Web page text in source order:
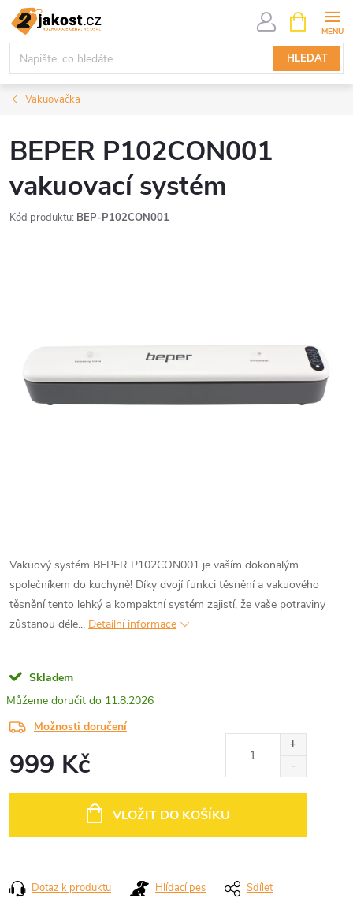
Přejít
obsah
HLEDAT
NÁKUPNÍ
KOŠÍK
Vakuovačka
BEPER P102CON001
vakuovací systém
Kód produktu: BEP-P102CON001
Vakuový systém BEPER P102CON001 je vaším dokonalým
společníkem do kuchyně! Díky dvojí funkci těsnění a vakuového
těsnění tento lehký a kompaktní systém zajistí, že vaše potraviny
zůstanou déle... Detailní informace
Skladem
11.8.2026
Možnosti doručení
999 Kč
VLOŽIT DO KOŠÍKU
Dotaz k produktu Hlídací pes Sdílet